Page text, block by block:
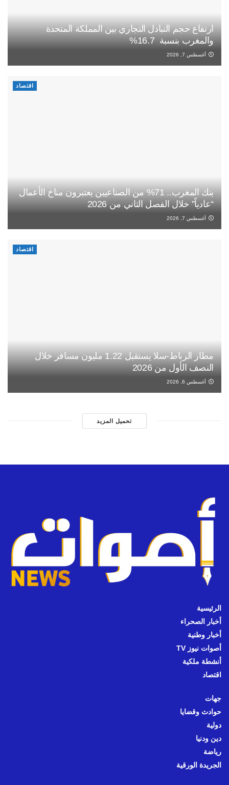
ارتفاع حجم التبادل التجاري بين المملكة المتحدة
والمغرب بنسبة 16.7%
أغسطس 7, 2026
اقتصاد
بنك المغرب.. 71% من الصناعيين يعتبرون مناخ الأعمال
“عادياً” خلال الفصل الثاني من 2026
أغسطس 7, 2026
اقتصاد
مطار الرباط-سلا يستقبل 1.22 مليون مسافر خلال
النصف الأول من 2026
أغسطس 6, 2026
تحميل المزيد
الرئيسية
أخبار الصحراء
أخبار وطنية
أصوات نيوز TV
أنشطة ملكية
اقتصاد
جهات
حوادث وقضايا
دولية
دين ودنيا
رياضة
الجريدة الورقية